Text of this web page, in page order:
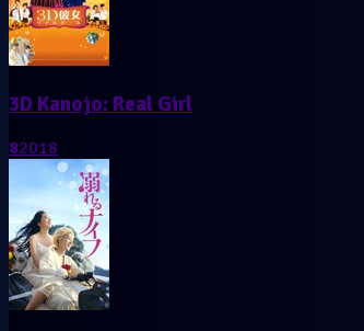
3D Kanojo: Real Girl
82018